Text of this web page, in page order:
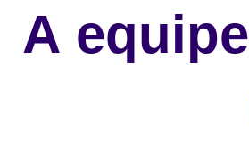
A equipe